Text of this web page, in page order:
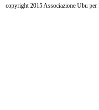
copyright 2015 Associazione Ubu